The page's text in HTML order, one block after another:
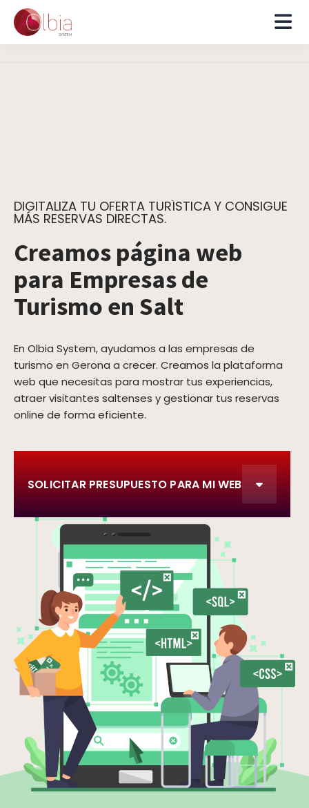
DIGITALIZA TU OFERTA TURÍSTICA Y CONSIGUE
MÁS RESERVAS DIRECTAS.
Creamos página web
para Empresas de
Turismo en Salt
En Olbia System, ayudamos a las empresas de
turismo en Gerona a crecer. Creamos la plataforma
web que necesitas para mostrar tus experiencias,
atraer visitantes saltenses y gestionar tus reservas
online de forma eficiente.
SOLICITAR PRESUPUESTO PARA MI WEB